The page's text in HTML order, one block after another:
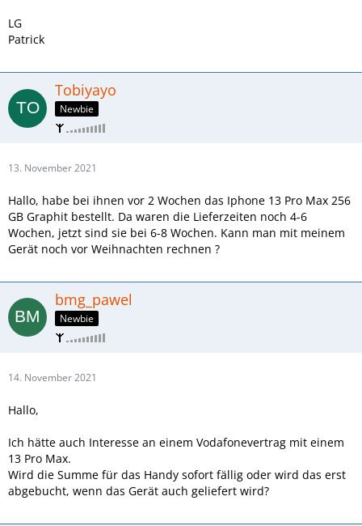
LG
Patrick
Tobiyayo
Newbie
13. November 2021
Hallo, habe bei ihnen vor 2 Wochen das Iphone 13 Pro Max 256
GB Graphit bestellt. Da waren die Lieferzeiten noch 4-6
Wochen, jetzt sind sie bei 6-8 Wochen. Kann man mit meinem
Gerät noch vor Weihnachten rechnen ?
bmg_pawel
Newbie
14. November 2021
Hallo,
Ich hätte auch Interesse an einem Vodafonevertrag mit einem
13 Pro Max.
Wird die Summe für das Handy sofort fällig oder wird das erst
abgebucht, wenn das Gerät auch geliefert wird?